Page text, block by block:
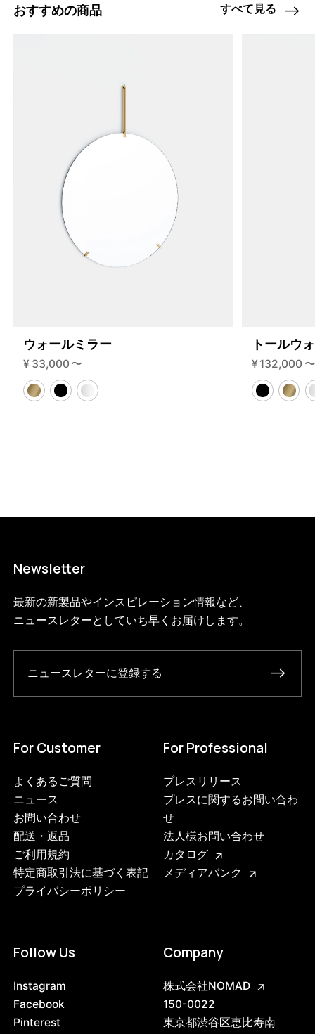
200-2-i?variant=46591786844392
47408817930472
ブラック/ステンレススチール NEW
/products/shelving-system-s-200-2-i?
variant=47408817930472
616550000
おすすめの商品 すべて見る
ウォールミラー
¥ 33,000 〜
トールウ
¥ 132,000 〜
Newsletter
最新の新製品やインスピレーション情報など、
ニュースレターとしていち早くお届けします。
ニュースレターに登録する
For Customer
よくあるご質問
ニュース
お問い合わせ
配送・返品
ご利用規約
特定商取引法に基づく表記
プライバシーポリシー
For Professional
プレスリリース
プレスに関するお問い合わ
せ
法人様お問い合わせ
カタログ
メディアバンク
Follow Us
Instagram
Facebook
Pinterest
Company
株式会社NOMAD
150-0022
東京都渋谷区恵比寿南